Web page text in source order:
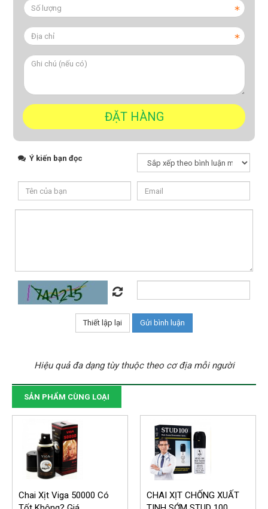
Ý kiến bạn đọc
Hiệu quả đa dạng tùy thuộc theo cơ địa mỗi người
SẢN PHẨM CÙNG LOẠI
Chai Xịt Viga 50000 Có
CHAI XỊT CHỐNG XUẤT